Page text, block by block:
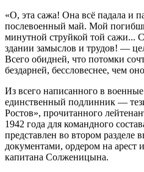
«О, эта сажа! Она всё падала и
послевоенный май. Мой
минутной струйкой той сажи...
здании замыслов и трудов! —
Всего обидней, что потомки
бездарней, бессловеснее, чем
Из всего написанного в
единственный подлинник —
Ростов», прочитанного
1942 года для командного
представлен во втором разделе
документами, ордером на арест
капитана Солженицына.